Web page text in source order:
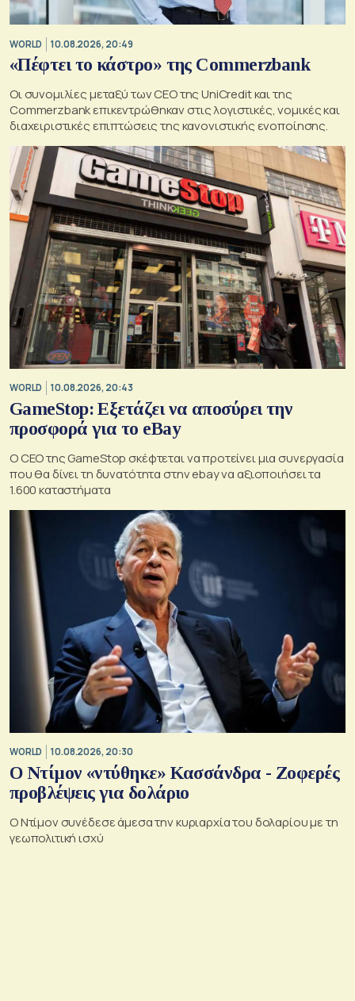
WORLD 10.08.2026, 20:49
«Πέφτει το κάστρο» της Commerzbank
Οι συνομιλίες μεταξύ των CEO της UniCredit και της
Commerzbank επικεντρώθηκαν στις λογιστικές, νομικές και
διαχειριστικές επιπτώσεις της κανονιστικής ενοποίησης.
WORLD 10.08.2026, 20:43
GameStop: Εξετάζει να αποσύρει την
προσφορά για το eBay
Ο CEO της GameStop σκέφτεται να προτείνει μια συνεργασία
που θα δίνει τη δυνατότητα στην ebay να αξιοποιήσει τα
1.600 καταστήματα
WORLD 10.08.2026, 20:30
Ο Ντίμον «ντύθηκε» Κασσάνδρα - Ζοφερές
προβλέψεις για δολάριο
Ο Ντίμον συνέδεσε άμεσα την κυριαρχία του δολαρίου με τη
γεωπολιτική ισχύ